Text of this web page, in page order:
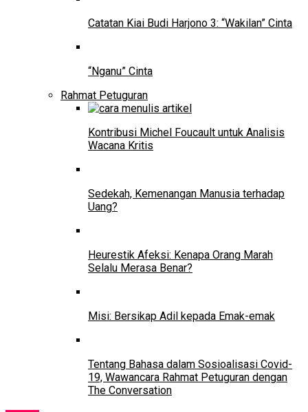
Catatan Kiai Budi Harjono 3: “Wakilan” Cinta
“Nganu” Cinta
Rahmat Petuguran
Kontribusi Michel Foucault untuk Analisis
Wacana Kritis
Sedekah, Kemenangan Manusia terhadap
Uang?
Heurestik Afeksi: Kenapa Orang Marah
Selalu Merasa Benar?
Misi: Bersikap Adil kepada Emak-emak
Tentang Bahasa dalam Sosioalisasi Covid-
19, Wawancara Rahmat Petuguran dengan
The Conversation